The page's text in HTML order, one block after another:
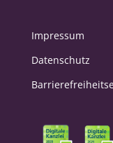
Impressum
Datenschutz